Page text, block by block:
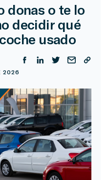
donas o te lo
decidir qué
usado
2026